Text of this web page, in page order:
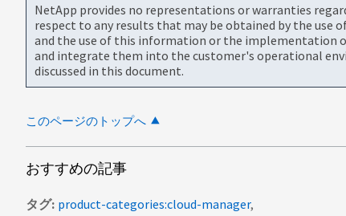
NetApp provides no representations or warranties
respect to any results that may be obtained by the use
and the use of this information or the implementation
and integrate them into the customer's operational
discussed in this document.
このページのトップへ
おすすめの記事
タグ product-categories:cloud-manager